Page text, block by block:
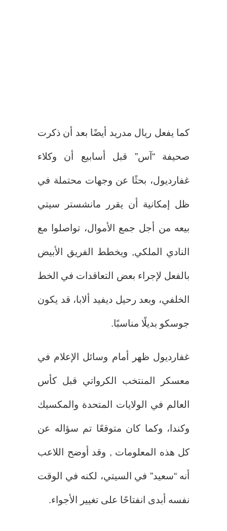
كما يفعل ريال مدريد أيضًا بعد أن ذكرت
صحيفة “آس” قبل أسابيع أن وكلاء
غفارديول، بحثًا عن وجهات محتملة في
ظل إمكانية أن يقرر مانشستر سيتي
بيعه من أجل جمع الأموال، تواصلوا مع
النادي الملكي, ويخطط الفريق الأبيض
بالفعل لإجراء بعض التعاقدات في الخط
الخلفي، وبعد رحيل ديفيد ألابا، قد يكون
جوسكو بديلًا مناسبًا.
غفارديول ظهر أمام وسائل الإعلام في
معسكر المنتخب الكرواتي قبل كأس
العالم في الولايات المتحدة والمكسيك
وكندا، وكما كان متوقعًا تم سؤاله عن
كل هذه المعلومات , وقد أوضح اللاعب
أنه “سعيد” في السيتي، لكنه في الوقت
نفسه أبدى انفتاحًا على تغيير الأجواء.